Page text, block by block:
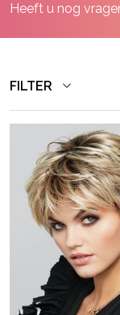
Heeft u nog
FILTER